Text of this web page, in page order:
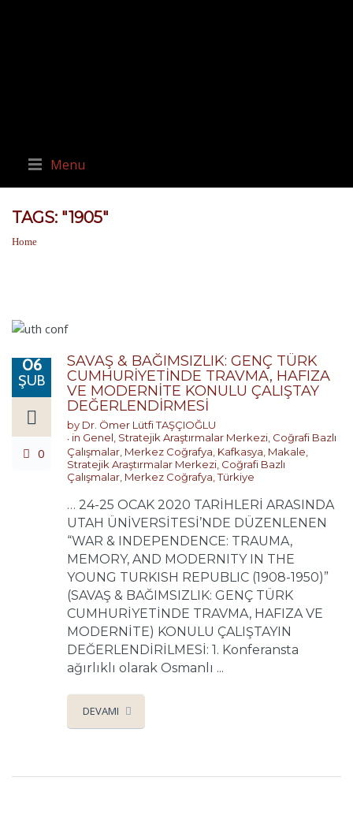
Menu
TAGS: "1905"
Home
06
ŞUB
0
SAVAŞ & BAĞIMSIZLIK: GENÇ TÜRK
CUMHURİYETİNDE TRAVMA, HAFIZA
VE MODERNİTE KONULU ÇALIŞTAY
DEĞERLENDİRMESİ
by Dr. Ömer Lütfi TAŞÇIOĞLU
in Genel, Stratejik Araştırmalar Merkezi, Coğrafi Bazlı
Çalışmalar, Merkez Coğrafya, Kafkasya, Makale,
Stratejik Araştırmalar Merkezi, Coğrafi Bazlı
Çalışmalar, Merkez Coğrafya,Türkiye
… 24-25 OCAK 2020 TARİHLERİ ARASINDA
UTAH ÜNİVERSİTESİ’NDE DÜZENLENEN
“WAR & INDEPENDENCE: TRAUMA,
MEMORY, AND MODERNITY IN THE
YOUNG TURKISH REPUBLIC (1908-1950)”
(SAVAŞ & BAĞIMSIZLIK: GENÇ TÜRK
CUMHURİYETİNDE TRAVMA, HAFIZA VE
MODERNİTE) KONULU ÇALIŞTAYIN
DEĞERLENDİRİLMESİ: 1. Konferansta
ağırlıklı olarak Osmanlı ...
DEVAMI